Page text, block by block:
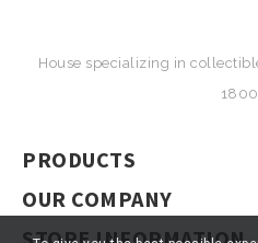
House specializing in
PRODUCTS
OUR COMPANY